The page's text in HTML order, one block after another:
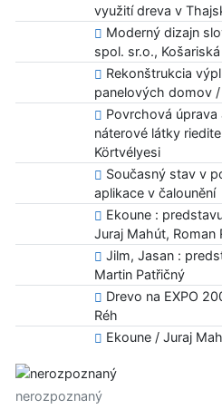
využití dreva v
Moderný dizajn
spol. sr.o.,
Rekonštrukcia
panelových domov /
Povrchová
náterové látky
Körtvélyesi
Současný stav v
aplikace v čalounění
Ekoune :
Juraj Mahút, Roman
Jilm, Jasan :
Martin Patřičný
Drevo na EXPO
Réh
Ekoune / Juraj
nerozpoznaný